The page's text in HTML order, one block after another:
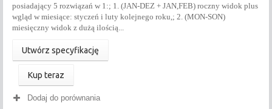
posiadający 5 rozwiązań w 1:; 1. (JAN-DEZ + JAN,FEB) roczny widok plus
wgląd w miesiące: styczeń i luty kolejnego roku,; 2. (MON-SON)
miesięczny widok z dużą ilością...
Utwórz specyfikację
Kup teraz
Dodaj do porównania